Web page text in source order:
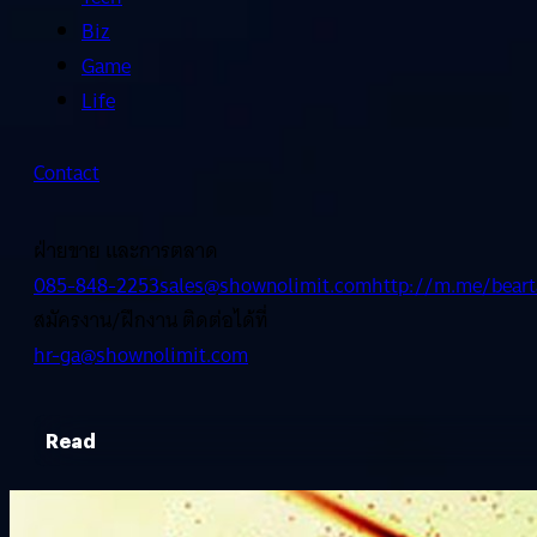
Biz
Game
Life
Contact
ฝ่ายขาย และการตลาด
085-848-2253sales@shownolimit.comhttp://m.me/
สมัครงาน/ฝึกงาน ติดต่อได้ที่
hr-ga@shownolimit.com
Read